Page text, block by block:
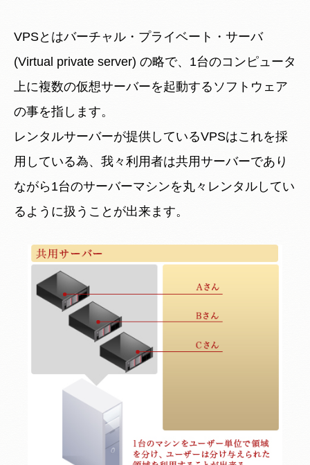
VPSとはバーチャル・プライベート・サーバ
(Virtual private server) の略で、1台のコンピュータ
上に複数の仮想サーバーを起動するソフトウェア
の事を指します。
レンタルサーバーが提供しているVPSはこれを採
用している為、我々利用者は共用サーバーであり
ながら1台のサーバーマシンを丸々レンタルしてい
るように扱うことが出来ます。